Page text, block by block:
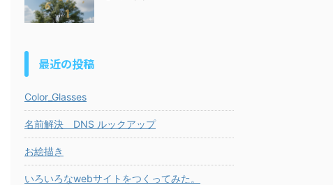
最近の投稿
Color_Glasses
名前解決 DNS ルックアップ
お絵描き
いろいろなwebサイトをつくってみた。